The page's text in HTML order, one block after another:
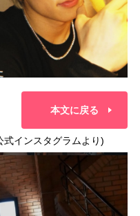
本文に戻る
インスタグラムより)